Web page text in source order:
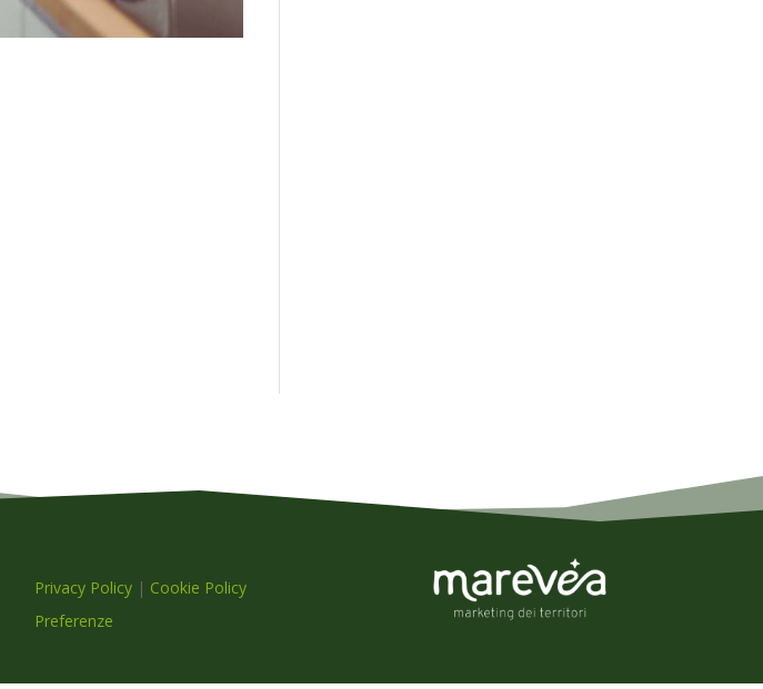
Privacy Policy | Cookie Policy
Preferenze